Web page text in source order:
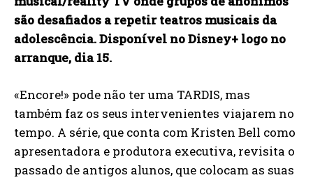
são desafiados a repetir teatros musicais da
adolescência. Disponível no Disney+ logo no
arranque, dia 15.
«Encore!» pode não ter uma TARDIS, mas
também faz os seus intervenientes viajarem no
tempo. A série, que conta com Kristen Bell como
apresentadora e produtora executiva, revisita o
passado de antigos alunos, que colocam as suas